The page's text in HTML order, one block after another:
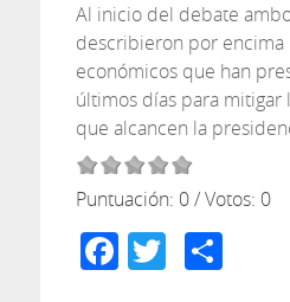
Al inicio del debate
describieron por encima
económicos que han
últimos días para mitigar
que alcancen la
Puntuación: 0/ Votos: 0
Facebook
Twitter